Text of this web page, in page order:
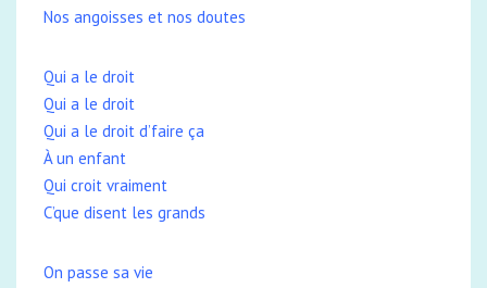
Nos angoisses et nos doutes
Qui a le droit
Qui a le droit
Qui a le droit d’faire ça
À un enfant
Qui croit vraiment
C’que disent les grands
On passe sa vie